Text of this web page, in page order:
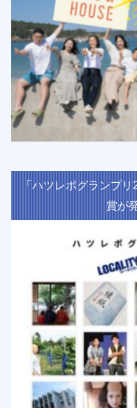
「ハツレポグランプ
賞が